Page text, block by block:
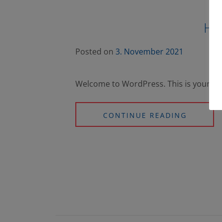
Posted on 3. November 2021
Welcome to WordPress. This is your
CONTINUE READING